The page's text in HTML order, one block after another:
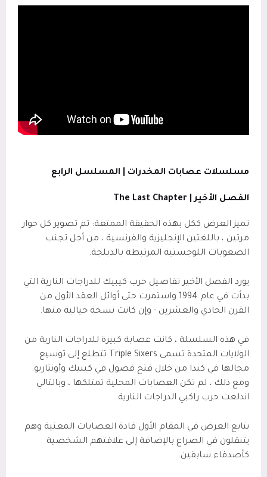
مسلسلات عصابات المخدرات | المسلسل الرابع
الفصل الأخير | The Last Chapter
تميز العرض ككل بهذه الحقيقة الممتعة: تم تصوير كل حوار
مرتين ، باللغتين الإنجليزية والفرنسية ، من أجل تجنب
الصعوبات اللوجستية المرتبطة بالدبلجة.
يورد الفصل الأخير تفاصيل حرب كيبيك للدراجات النارية التي
بدأت في عام 1994 واستمرت حتى أوائل العقد الأول من
القرن الحادي والعشرين - وإن كانت نسخة خيالية منها.
في هذه السلسلة ، كانت عصابة كبيرة للدراجات النارية من
الولايات المتحدة تسمى Triple Sixers تتطلع إلى توسيع
مجالها في كندا من خلال فتح فصول في كيبيك وأونتاريو.
ومع ذلك ، لم تكن العصابات المحلية تمتلكها ، وبالتالي
اندلعت حرب راكبي الدراجات النارية.
يتابع العرض في المقام الأول قادة العصابات المعنية وهم
يتنقلون في الصراع بالإضافة إلى علاقتهم الشخصية
كأصدقاء سابقين.